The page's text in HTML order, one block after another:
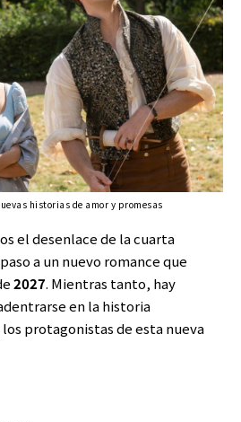
historias de amor y promesas
el desenlace de la cuarta
a un nuevo romance que
2027. Mientras tanto, hay
en la historia
los protagonistas de esta nueva